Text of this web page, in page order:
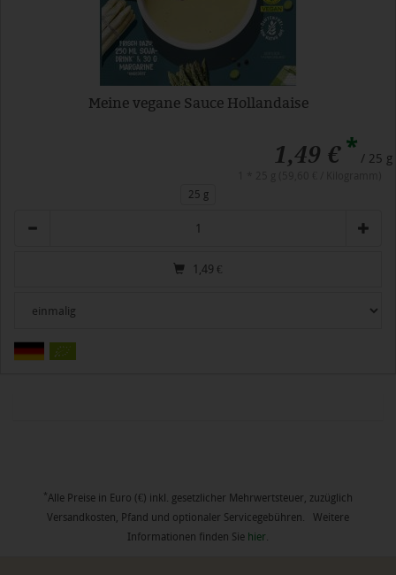
Meine vegane Sauce Hollandaise
1,49 €* / 25 g
25 g
1,49 €
*Alle Preise in Euro (€) inkl. gesetzlicher Mehrwertsteuer, zuzüglich
Versandkosten, Pfand und optionaler Servicegebühren. Weitere
Informationen finden Sie hier.